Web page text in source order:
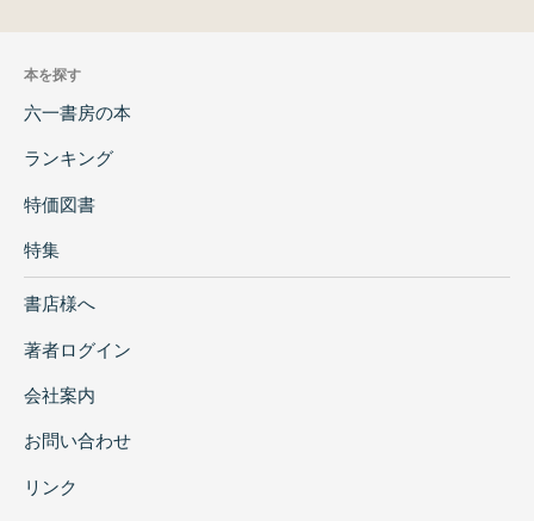
本を探す
六一書房の本
ランキング
特価図書
特集
書店様へ
著者ログイン
会社案内
お問い合わせ
リンク